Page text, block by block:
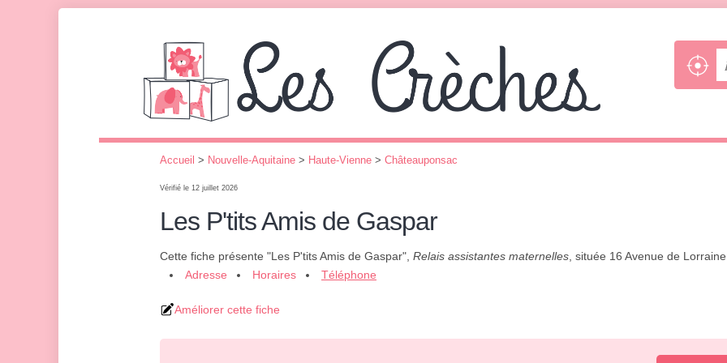
Accueil > Nouvelle-Aquitaine > Haute-Vienne > Châteauponsac
Vérifié le 12 juillet 2026
Les P'tits Amis de Gaspar
Cette fiche présente "Les P'tits Amis de Gaspar", Relais assistantes maternelles , située 16 Avenue de
Adresse
Horaires Téléphone
Améliorer cette fiche